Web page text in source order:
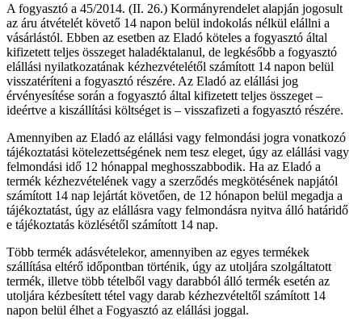
A fogyasztó a 45/2014. (II. 26.) Kormányrendelet alapján jogosult
az áru átvételét követő 14 napon belül indokolás nélkül elállni a
vásárlástól. Ebben az esetben az Eladó köteles a fogyasztó által
kifizetett teljes összeget haladéktalanul, de legkésőbb a fogyasztó
elállási nyilatkozatának kézhezvételétől számított 14 napon belül
visszatéríteni a fogyasztó részére. Az Eladó az elállási jog
érvényesítése során a fogyasztó által kifizetett teljes összeget –
ideértve a kiszállítási költséget is – visszafizeti a fogyasztó részére.
Amennyiben az Eladó az elállási vagy felmondási jogra vonatkozó
tájékoztatási kötelezettségének nem tesz eleget, úgy az elállási vagy
felmondási idő 12 hónappal meghosszabbodik. Ha az Eladó a
termék kézhezvételének vagy a szerződés megkötésének napjától
számított 14 nap lejártát követően, de 12 hónapon belül megadja a
tájékoztatást, úgy az elállásra vagy felmondásra nyitva álló határidő
e tájékoztatás közlésétől számított 14 nap.
Több termék adásvételekor, amennyiben az egyes termékek
szállítása eltérő időpontban történik, úgy az utoljára szolgáltatott
termék, illetve több tételből vagy darabból álló termék esetén az
utoljára kézbesített tétel vagy darab kézhezvételtől számított 14
napon belül élhet a Fogyasztó az elállási joggal.